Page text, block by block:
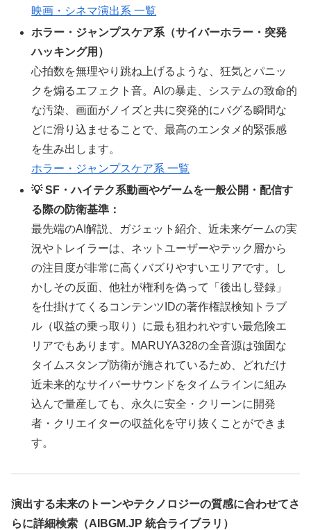
映画・シネマ演出系 一覧
ホラー・ジャンプスケア系（サイバーホラー・突発
ハッキング用）
心拍数を無理やり跳ね上げるような、狂気とパニッ
クを煽るエフェクト音。AIの暴走、システムの致命的
な汚染、画面がノイズと共に突発的にバグる瞬間な
どに滑り込ませることで、最高のエンタメ的緊張感
を生み出します。
ホラー・ジャンプスケア系 一覧
💡 SF・ハイテク系動画やゲームを一般公開・配信す
る際の防衛基準：
最先端のAI解説、ガジェット紹介、近未来ゲームの実
況やトレイラーは、ネットユーザーやテック層から
の注目度が非常に高くバズりやすいエリアです。し
かしその反面、他社が権利を偽って「後出し登録」
を仕掛けてくるコンテンツIDの著作権誤検知トラブ
ル（収益の乗っ取り）に最も狙われやすい最危険エ
リアでもあります。MARUYA328の全音源は強固な
タイムスタンプ防衛が施されているため、どれだけ
近未来的なサイバーサウンドをタイムラインに組み
込んで量産しても、永久に安全・クリーンに開発
者・クリエイターの収益化を守り抜くことができま
す。
演出する未来のトーンやテクノロジーの質感に合わせてさ
らに詳細検索（AIBGM.JP 統合ライブラリ）